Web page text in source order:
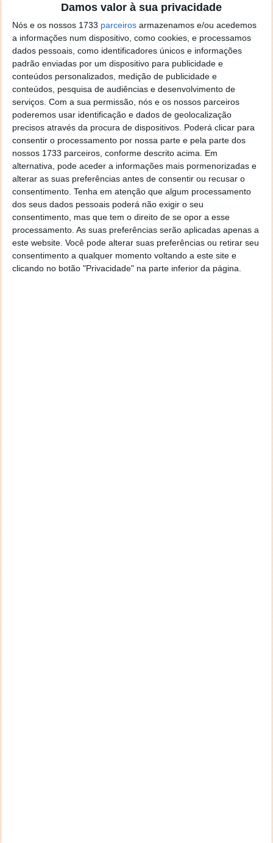
Damos valor à sua privacidade
Nós e os nossos 1733 parceiros armazenamos e/ou acedemos
a informações num dispositivo, como cookies, e processamos
dados pessoais, como identificadores únicos e informações
padrão enviadas por um dispositivo para publicidade e
conteúdos personalizados, medição de publicidade e
conteúdos, pesquisa de audiências e desenvolvimento de
serviços. Com a sua permissão, nós e os nossos parceiros
poderemos usar identificação e dados de geolocalização
precisos através da procura de dispositivos. Poderá clicar para
consentir o processamento por nossa parte e pela parte dos
nossos 1733 parceiros, conforme descrito acima. Em
alternativa, pode aceder a informações mais pormenorizadas e
alterar as suas preferências antes de consentir ou recusar o
consentimento. Tenha em atenção que algum processamento
dos seus dados pessoais poderá não exigir o seu
consentimento, mas que tem o direito de se opor a esse
processamento. As suas preferências serão aplicadas apenas a
este website. Você pode alterar suas preferências ou retirar seu
consentimento a qualquer momento voltando a este site e
clicando no botão "Privacidade" na parte inferior da página.
[Caixa de Correio]
Enviar mensagens
Receber e Aviso de novas Mensagens